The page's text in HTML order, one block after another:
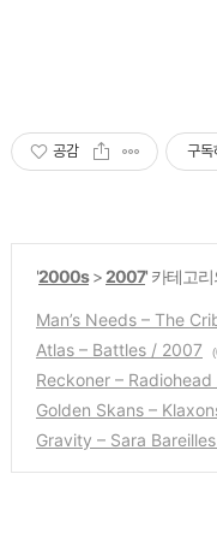
공감 구독
'2000s>2007' 카테고
Man’s Needs – The
Atlas – Battles / 2007
Reckoner –
Golden Skans –
Gravity – Sara